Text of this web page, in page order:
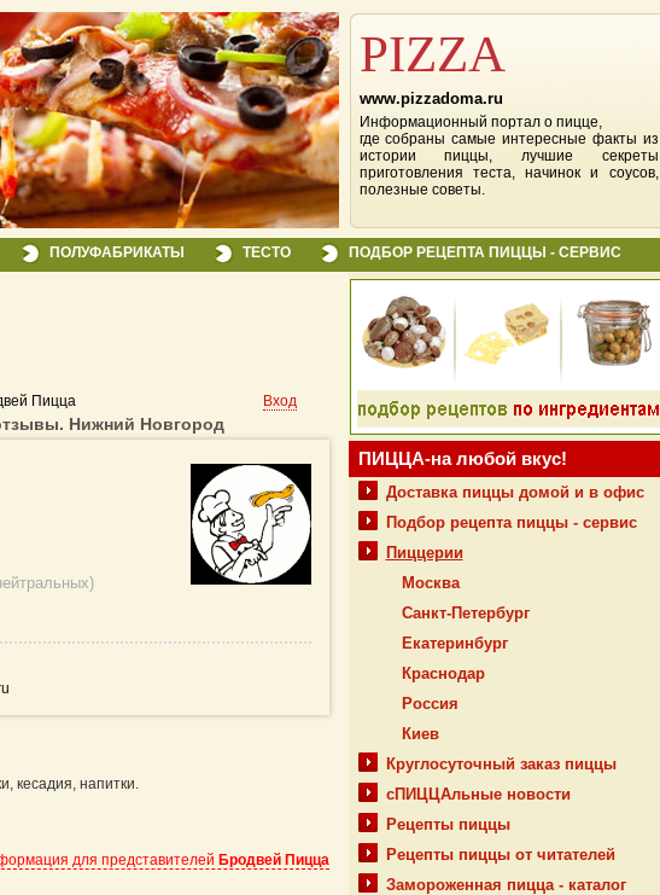
PIZZA
www.pizzadoma.ru
Информационный портал о пицце,
где собраны самые интересные факты из
истории пиццы, лучшие секреты
приготовления теста, начинок и соусов,
полезные советы.
ПОЛУФАБРИКАТЫ ТЕСТО ПОДБОР РЕЦЕПТА ПИЦЦЫ - СЕРВИС
Пицца Вход
Нижний Новгород
)
кесадия, напитки.
для представителей Бродвей Пицца
ПИЦЦА-на любой вкус!
Доставка пиццы домой и в офис
Подбор рецепта пиццы - сервис
Пиццерии
Москва
Санкт-Петербург
Екатеринбург
Краснодар
Россия
Киев
Круглосуточный заказ пиццы
сПИЦЦАльные новости
Рецепты пиццы
Рецепты пиццы от читателей
Замороженная пицца - каталог